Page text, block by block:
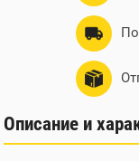
Описание и